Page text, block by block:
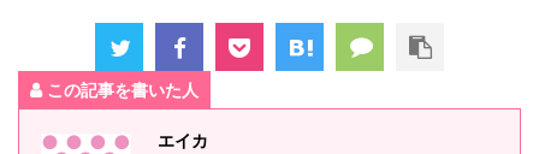
この記事を書いた人
エイカ